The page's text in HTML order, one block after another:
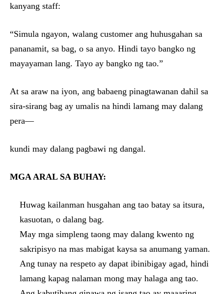
kanyang staff:
“Simula ngayon, walang customer ang huhusgahan sa
pananamit, sa bag, o sa anyo. Hindi tayo bangko ng
mayayaman lang. Tayo ay bangko ng tao.”
At sa araw na iyon, ang babaeng pinagtawanan dahil sa
sira-sirang bag ay umalis na hindi lamang may dalang
pera—
kundi may dalang pagbawi ng dangal.
MGA ARAL SA BUHAY:
Huwag kailanman husgahan ang tao batay sa itsura,
kasuotan, o dalang bag.
May mga simpleng taong may dalang kwento ng
sakripisyo na mas mabigat kaysa sa anumang yaman.
Ang tunay na respeto ay dapat ibinibigay agad, hindi
lamang kapag nalaman mong may halaga ang tao.